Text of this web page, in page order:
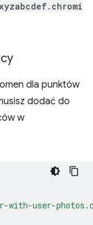
dla punktów
dodać do
w
with-user-